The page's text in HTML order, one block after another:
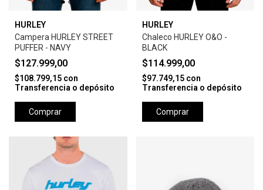
HURLEY
Campera HURLEY STREET
PUFFER - NAVY
$127.999,00
$108.799,15 con
Transferencia o depósito
Comprar
HURLEY
Chaleco HURLEY O&O -
BLACK
$114.999,00
$97.749,15 con
Transferencia o depósito
Comprar